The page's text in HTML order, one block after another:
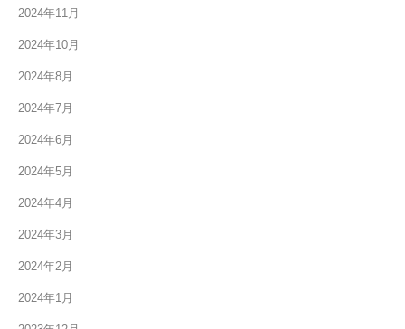
2024年11月
2024年10月
2024年8月
2024年7月
2024年6月
2024年5月
2024年4月
2024年3月
2024年2月
2024年1月